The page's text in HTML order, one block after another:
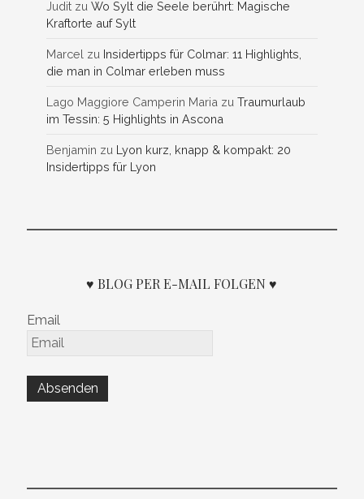
Judit zuWo Sylt die Seele berührt: Magische
Kraftorte auf Sylt
Marcel zu Insidertipps für Colmar: 11 Highlights,
die man in Colmar erleben muss
Lago Maggiore Camperin Maria zuTraumurlaub
im Tessin: 5 Highlights in Ascona
Benjamin zu Lyon kurz, knapp & kompakt: 20
Insidertipps für Lyon
♥ BLOG PER E-MAIL FOLGEN ♥
Email